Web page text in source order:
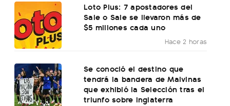
Loto Plus: 7 apostadores del
Sale o Sale se llevaron más de
$5 millones cada uno
Hace 2 horas
Se conoció el destino que
tendrá la bandera de Malvinas
que exhibió la Selección tras el
triunfo sobre Inglaterra